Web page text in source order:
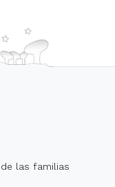
las familias